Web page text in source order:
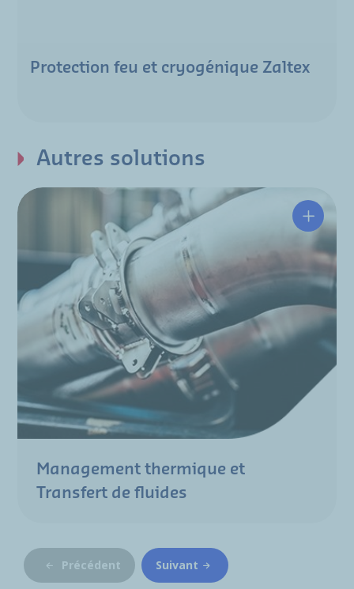
Protection feu et cryogénique Zaltex
Autres solutions
Management thermique et
Transfert de fluides
Précédent Suivant